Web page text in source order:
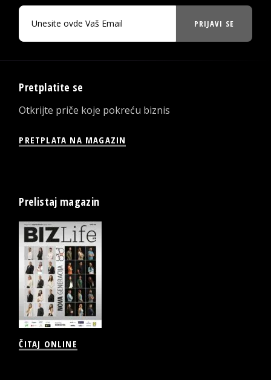
PRIJAVI SE
Pretplatite se
Otkrijte priče koje pokreću biznis
PRETPLATA NA MAGAZIN
Prelistaj magazin
ČITAJ ONLINE